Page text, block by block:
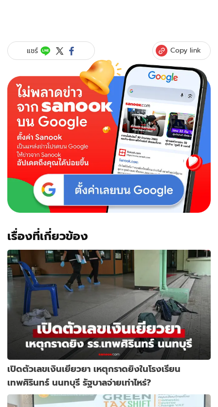
แชร์ Copy link
เรื่องที่เกี่ยวข้อง
เปิดตัวเลขเงินเยียวยา เหตุกราดยิงในโรงเรียน
เทพศิรินทร์ นนทบุรี รัฐบาลจ่ายเท่าไหร่?